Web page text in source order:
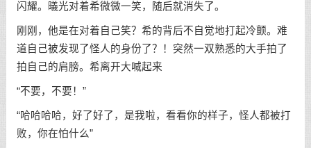
闪耀。㬢光对着希微微一笑，随后就消失了。
刚刚，他是在对着自己笑？希的背后不自觉地打起冷颤。难
道自己被发现了怪人的身份了？！突然一双熟悉的大手拍了
拍自己的肩膀。希离开大喊起来
“不要，不要！”
“哈哈哈哈，好了好了，是我啦，看看你的样子，怪人都被打
败，你在怕什么”